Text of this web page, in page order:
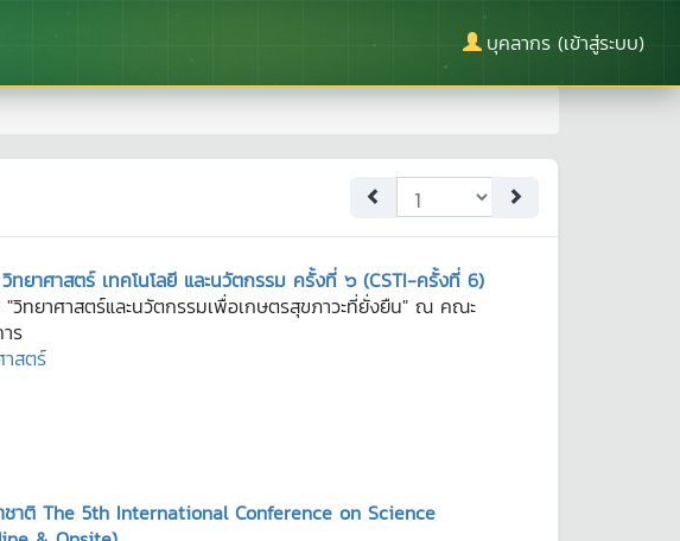
บุคลากร (เข้าสู่ระบบ)
ทยาศาสตร์ เทคโนโลยี และนวัตกรรม ครั้งที่ ๖ (CSTI-ครั้งที่ 6)
วิทยาศาสตร์และนวัตกรรมเพื่อเกษตรสุขภาวะที่ยั่งยืน" ณ คณะ
ร
สตร์
ชาติ The 5th International Conference on Science